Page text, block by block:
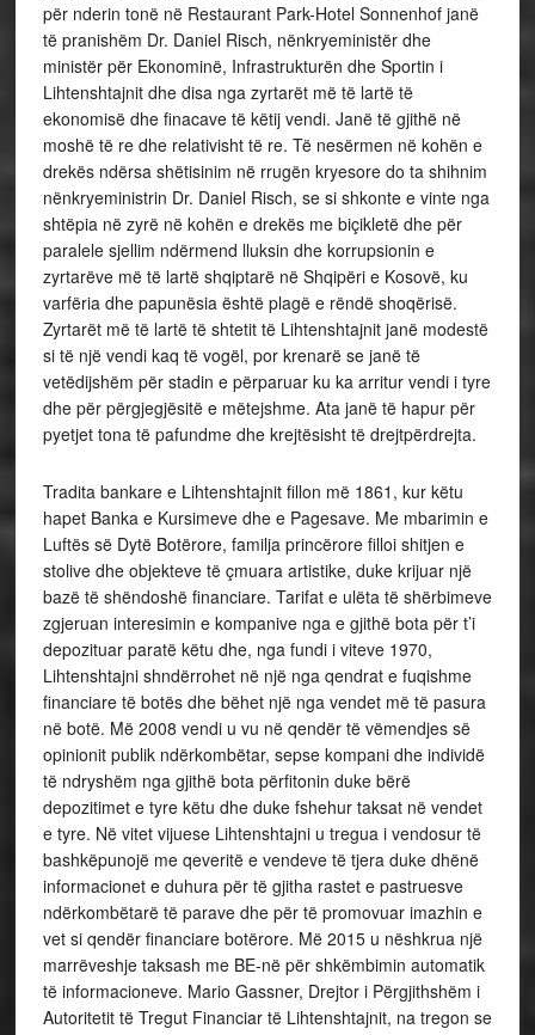
për nderin tonë në Restaurant Park-Hotel Sonnenhof janë
të pranishëm Dr. Daniel Risch, nënkryeministër dhe
ministër për Ekonominë, Infrastrukturën dhe Sportin i
Lihtenshtajnit dhe disa nga zyrtarët më të lartë të
ekonomisë dhe finacave të këtij vendi. Janë të gjithë në
moshë të re dhe relativisht të re. Të nesërmen në kohën e
drekës ndërsa shëtisinim në rrugën kryesore do ta shihnim
nënkryeministrin Dr. Daniel Risch, se si shkonte e vinte nga
shtëpia në zyrë në kohën e drekës me biçikletë dhe për
paralele sjellim ndërmend lluksin dhe korrupsionin e
zyrtarëve më të lartë shqiptarë në Shqipëri e Kosovë, ku
varfëria dhe papunësia është plagë e rëndë shoqërisë.
Zyrtarët më të lartë të shtetit të Lihtenshtajnit janë modestë
si të një vendi kaq të vogël, por krenarë se janë të
vetëdijshëm për stadin e përparuar ku ka arritur vendi i tyre
dhe për përgjegjësitë e mëtejshme. Ata janë të hapur për
pyetjet tona të pafundme dhe krejtësisht të drejtpërdrejta.
Tradita bankare e Lihtenshtajnit fillon më 1861, kur këtu
hapet Banka e Kursimeve dhe e Pagesave. Me mbarimin e
Luftës së Dytë Botërore, familja princërore filloi shitjen e
stolive dhe objekteve të çmuara artistike, duke krijuar një
bazë të shëndoshë financiare. Tarifat e ulëta të shërbimeve
zgjeruan interesimin e kompanive nga e gjithë bota për t’i
depozituar paratë këtu dhe, nga fundi i viteve 1970,
Lihtenshtajni shndërrohet në një nga qendrat e fuqishme
financiare të botës dhe bëhet një nga vendet më të pasura
në botë. Më 2008 vendi u vu në qendër të vëmendjes së
opinionit publik ndërkombëtar, sepse kompani dhe individë
të ndryshëm nga gjithë bota përfitonin duke bërë
depozitimet e tyre këtu dhe duke fshehur taksat në vendet
e tyre. Në vitet vijuese Lihtenshtajni u tregua i vendosur të
bashkëpunojë me qeveritë e vendeve të tjera duke dhënë
informacionet e duhura për të gjitha rastet e pastruesve
ndërkombëtarë të parave dhe për të promovuar imazhin e
vet si qendër financiare botërore. Më 2015 u nëshkrua një
marrëveshje taksash me BE-në për shkëmbimin automatik
të informacioneve. Mario Gassner, Drejtor i Përgjithshëm i
Autoritetit të Tregut Financiar të Lihtenshtajnit, na tregon se